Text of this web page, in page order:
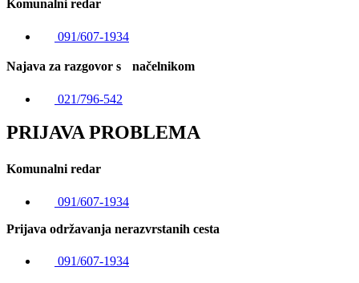
Komunalni redar
091/607-1934
Najava za razgovor s načelnikom
021/796-542
PRIJAVA PROBLEMA
Komunalni redar
091/607-1934
Prijava održavanja nerazvrstanih cesta
091/607-1934